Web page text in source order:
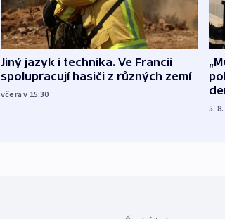
Jiný jazyk i technika. Ve Francii
spolupracují hasiči z různých zemí
včera v 15:30
5.